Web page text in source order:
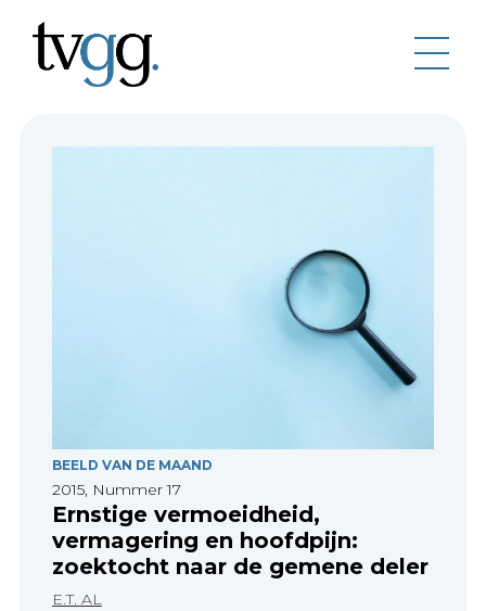
BEELD VAN DE MAAND
2015, Nummer 17
Ernstige vermoeidheid,
vermagering en hoofdpijn:
zoektocht naar de gemene deler
E.T. AL